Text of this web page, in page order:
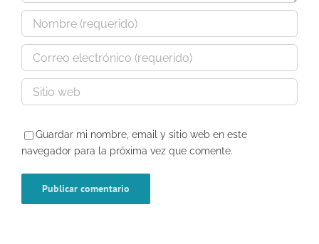
Guardar mi nombre, email y sitio web en este
navegador para la próxima vez que comente.